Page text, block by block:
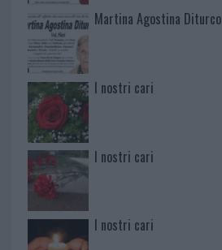
Martina Agostina Diturco
I nostri cari
I nostri cari
I nostri cari